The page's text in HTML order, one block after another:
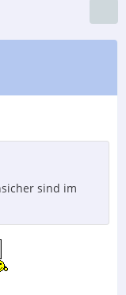
sind im